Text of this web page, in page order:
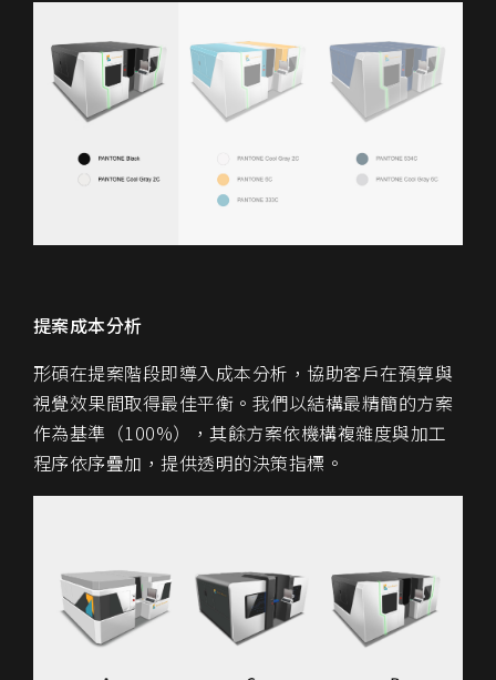
提案成本分析
形碩在提案階段即導入成本分析，協助客戶在預算與
視覺效果間取得最佳平衡。我們以結構最精簡的方案
作為基準（100%），其餘方案依機構複雜度與加工
程序依序疊加，提供透明的決策指標。